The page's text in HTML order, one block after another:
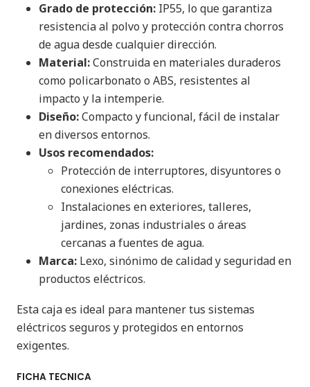
Grado de protección: IP55, lo que garantiza
resistencia al polvo y protección contra chorros
de agua desde cualquier dirección.
Material:Construida en materiales duraderos
como policarbonato o ABS, resistentes al
impacto y la intemperie.
Diseño:Compacto y funcional, fácil de instalar
en diversos entornos.
Usos recomendados:
Protección de interruptores, disyuntores o
conexiones eléctricas.
Instalaciones en exteriores, talleres,
jardines, zonas industriales o áreas
cercanas a fuentes de agua.
Marca: Lexo, sinónimo de calidad y seguridad en
productos eléctricos.
Esta caja es ideal para mantener tus sistemas
eléctricos seguros y protegidos en entornos
exigentes.
FICHA TECNICA